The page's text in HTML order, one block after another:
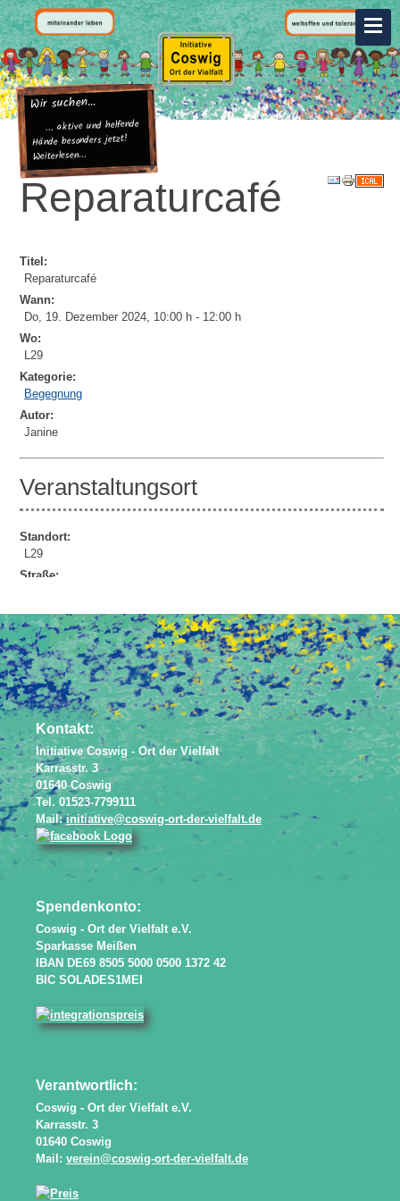
Wir suchen...
... aktive und helfende
Hände besonders jetzt!
Weiterlesen...
Reparaturcafé
Titel:
Reparaturcafé
Wann:
Do, 19. Dezember 2024, 10:00 h - 12:00 h
Wo:
L29
Kategorie:
Begegnung
Autor:
Janine
Veranstaltungsort
Standort:
L29
Straße:
Powered byJEM
Kontakt:
Initiative Coswig - Ort der Vielfalt
Karrasstr. 3
01640 Coswig
Tel. 01523-7799111
Mail:initiative@coswig-ort-der-vielfalt.de
Spendenkonto:
Coswig - Ort der Vielfalt e.V.
Sparkasse Meißen
IBAN DE69 8505 5000 0500 1372 42
BIC SOLADES1MEI
Verantwortlich:
Coswig - Ort der Vielfalt e.V.
Karrasstr. 3
01640 Coswig
Mail: verein@coswig-ort-der-vielfalt.de